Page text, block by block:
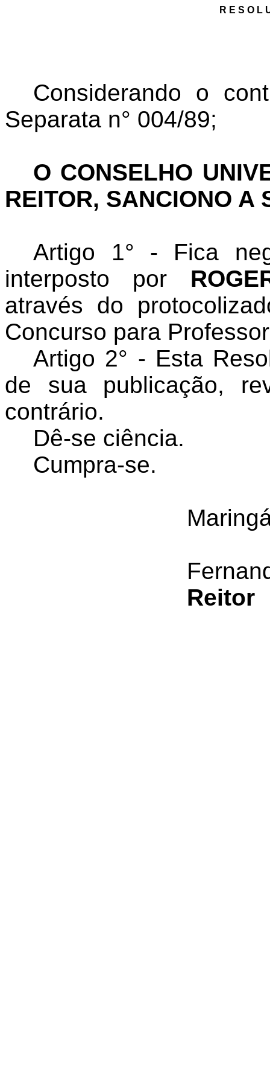
R E S O L
Considerando o
Separata n° 004/89;
O CONSELHO
REITOR, SANCIONO A
Artigo 1° - Fica
interposto por
através do
Concurso para
Artigo 2° - Esta
de sua publicação,
contrário.
Dê-se ciência.
Cumpra-se.
Reitor